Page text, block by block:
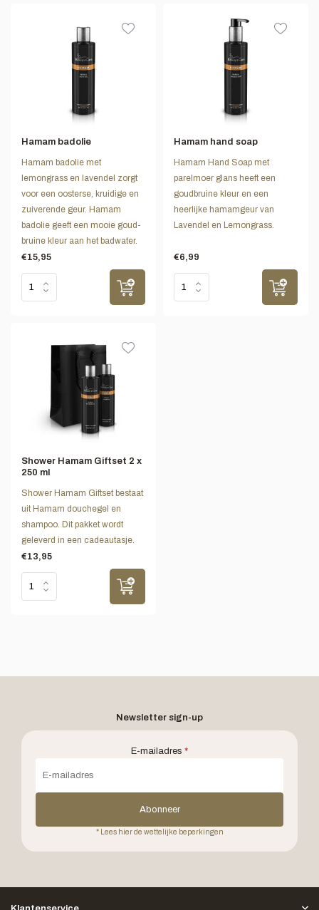
Hamam badolie
Hamam badolie met
lemongrass en lavendel zorgt
voor een oosterse, kruidige en
zuiverende geur. Hamam
badolie geeft een mooie goud-
bruine kleur aan het badwater.
€15,95
Hamam hand soap
Hamam Hand Soap met
parelmoer glans heeft een
goudbruine kleur en een
heerlijke hamamgeur van
Lavendel en Lemongrass.
€6,99
Shower Hamam Giftset 2 x
250 ml
Shower Hamam Giftset bestaat
uit Hamam douchegel en
shampoo. Dit pakket wordt
geleverd in een cadeautasje.
€13,95
Newsletter sign-up
E-mailadres *
Abonneer
* Lees hier de wettelijke beperkingen